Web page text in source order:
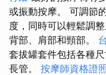
或振動按摩。 可調節
度，同時可以輕鬆調
背部、肩部和頸部。
套拔罐套件包括各種
長管。 按摩師資格證